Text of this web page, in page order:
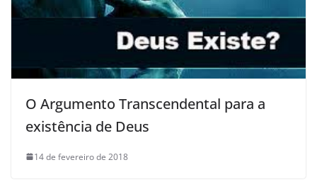
O Argumento Transcendental para a
existência de Deus
14 de fevereiro de 2018